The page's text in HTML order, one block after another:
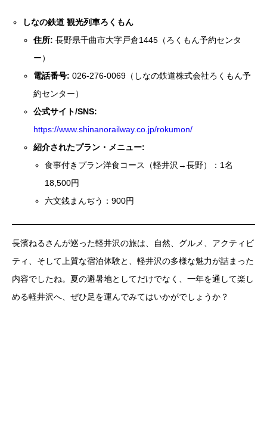
しなの鉄道 観光列車ろくもん
住所: 長野県千曲市大字戸倉1445（ろくもん予約センタ
ー）
電話番号: 026-276-0069（しなの鉄道株式会社ろくもん予
約センター）
公式サイト/SNS:
https://www.shinanorailway.co.jp/rokumon/
紹介されたプラン・メニュー:
食事付きプラン洋食コース（軽井沢→長野）：1名
18,500円
六文銭まんぢう：900円
長濱ねるさんが巡った軽井沢の旅は、自然、グルメ、アクティビ
ティ、そして上質な宿泊体験と、軽井沢の多様な魅力が詰まった
内容でしたね。夏の避暑地としてだけでなく、一年を通して楽し
める軽井沢へ、ぜひ足を運んでみてはいかがでしょうか？